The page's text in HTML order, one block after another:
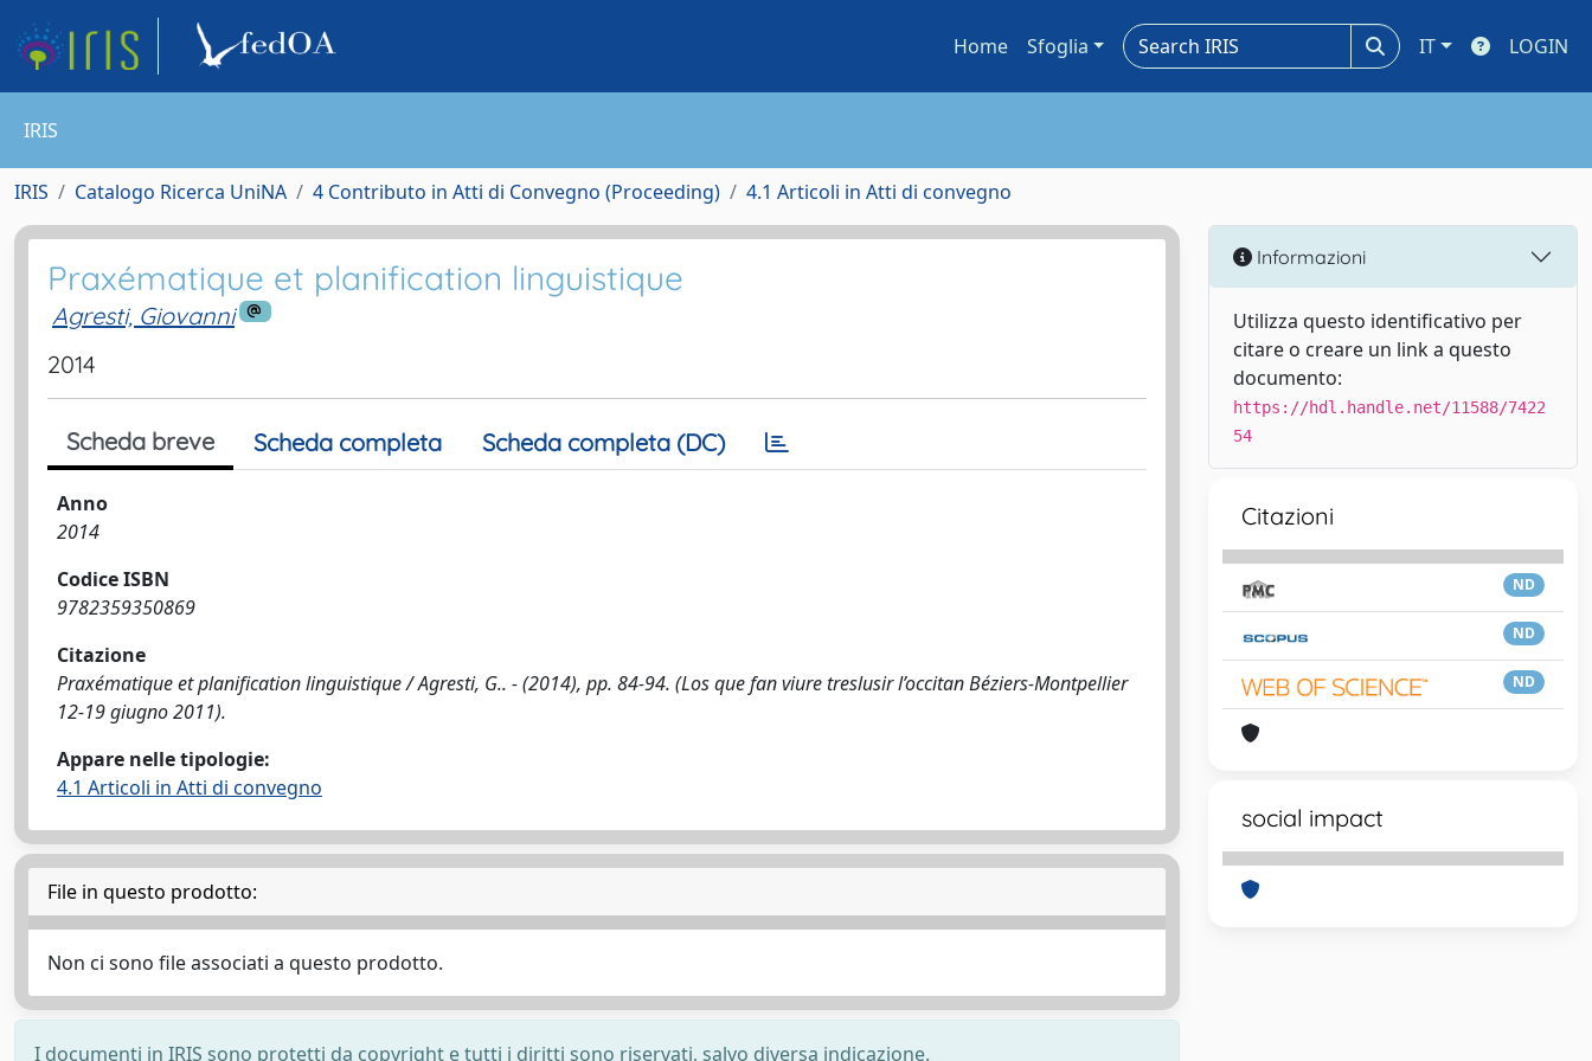
Home Sfoglia IT LOGIN
IRIS
IRIS Catalogo Ricerca UniNA 4 Contributo in Atti di Convegno (Proceeding) 4.1 Articoli in Atti di convegno
Praxématique et planification linguistique
Agresti, Giovanni
2014
Scheda breve Scheda completa Scheda completa (DC)
Anno
2014
Codice ISBN
9782359350869
Citazione
Praxématique et planification linguistique / Agresti, G.. - (2014), pp. 84-94. (Los que fan viure treslusir l’occitan Béziers-Montpellier
12-19 giugno 2011).
Appare nelle tipologie:
4.1 Articoli in Atti di convegno
File in questo prodotto:
Non ci sono file associati a questo prodotto.
I documenti in IRIS sono protetti da copyright e tutti i diritti sono riservati, salvo diversa indicazione.
Informazioni
Utilizza questo identificativo per
citare o creare un link a questo
documento:
https://hdl.handle.net/11588/7422
54
Citazioni
ND
ND
ND
social impact